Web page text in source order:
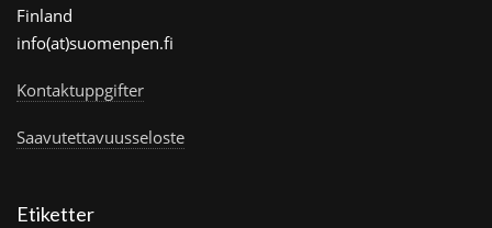
Finland
info(at)suomenpen.fi
Kontaktuppgifter
Saavutettavuusseloste
Etiketter